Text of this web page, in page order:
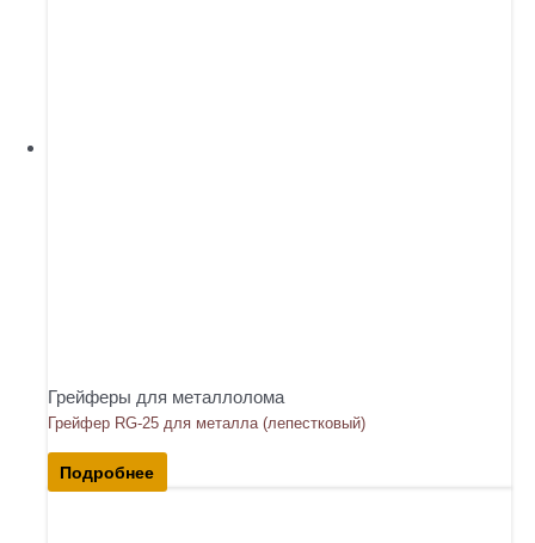
Грейферы для металлолома
Грейфер RG-25 для металла (лепестковый)
Подробнее